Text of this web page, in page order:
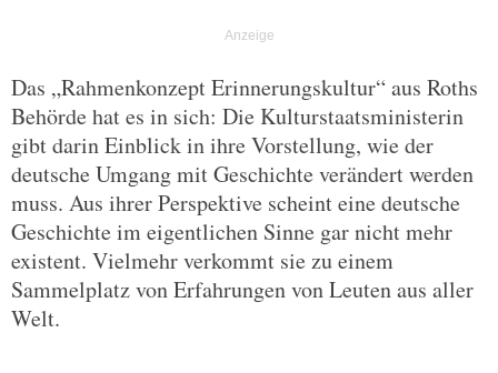
Das „Rahmenkonzept Erinnerungskultur“ aus Roths
Behörde hat es in sich: Die Kulturstaatsministerin
gibt darin Einblick in ihre Vorstellung, wie der
deutsche Umgang mit Geschichte verändert werden
muss. Aus ihrer Perspektive scheint eine deutsche
Geschichte im eigentlichen Sinne gar nicht mehr
existent. Vielmehr verkommt sie zu einem
Sammelplatz von Erfahrungen von Leuten aus aller
Welt.